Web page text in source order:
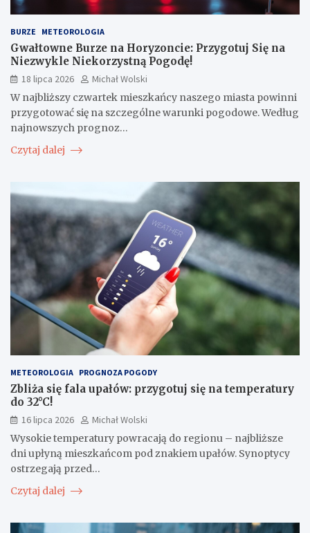
BURZE METEOROLOGIA
Gwałtowne Burze na Horyzoncie: Przygotuj Się na
Niezwykle Niekorzystną Pogodę!
18 lipca 2026
Michał Wolski
W najbliższy czwartek mieszkańcy naszego miasta powinni
przygotować się na szczególne warunki pogodowe. Według
najnowszych prognoz…
Czytaj dalej
METEOROLOGIA PROGNOZA POGODY
Zbliża się fala upałów: przygotuj się na temperatury
do 32°C!
16 lipca 2026
Michał Wolski
Wysokie temperatury powracają do regionu – najbliższe
dni upłyną mieszkańcom pod znakiem upałów. Synoptycy
ostrzegają przed…
Czytaj dalej